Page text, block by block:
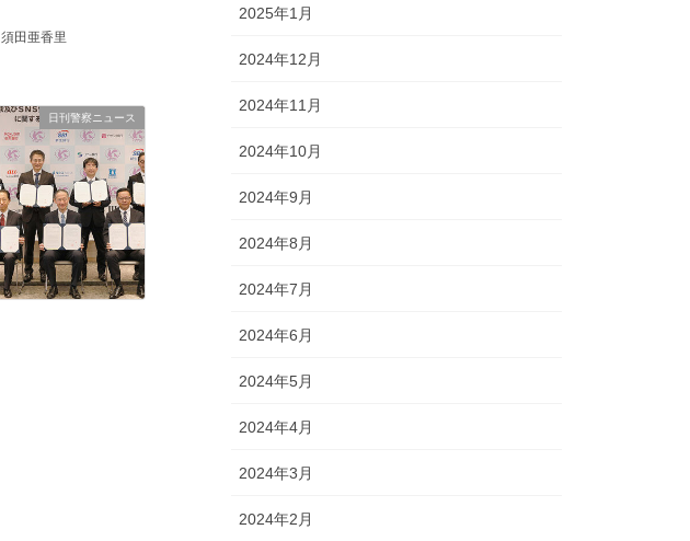
須田亜香里
日刊警察ニュース
2025年1月
2024年12月
2024年11月
2024年10月
2024年9月
2024年8月
2024年7月
2024年6月
2024年5月
2024年4月
2024年3月
2024年2月